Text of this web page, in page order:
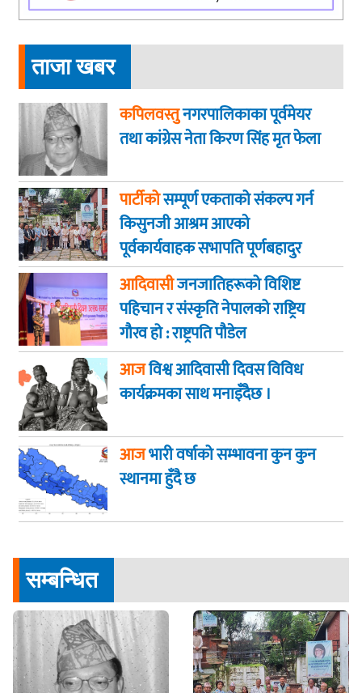
ताजा खबर
कपिलवस्तुनगरपालिकाका पूर्वमेयर
तथा कांग्रेस नेता किरण सिंह मृत फेला
पार्टीकोसम्पूर्ण एकताको संकल्प गर्न
किसुनजी आश्रम आएकाे
पूर्वकार्यवाहक सभापति पूर्णबहादुर
खड्का
आदिवासीजनजातिहरूको विशिष्ट
पहिचान र संस्कृति नेपालको राष्ट्रिय
गौरव हो : राष्ट्रपति पौडेल
आजविश्व आदिवासी दिवस विविध
कार्यक्रमका साथ मनाइँदैछ ।
आजभारी वर्षाको सम्भावना कुन कुन
स्थानमा हुँदै छ
सम्बन्धित